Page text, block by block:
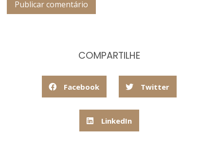
COMPARTILHE
Facebook Twitter
LinkedIn